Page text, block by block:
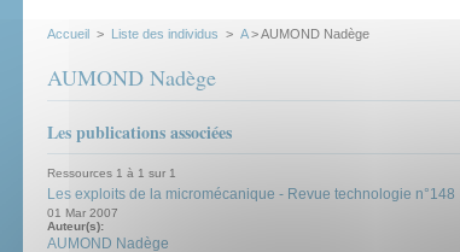
Accueil > Liste des individus > A> AUMOND Nadège
AUMOND Nadège
Les publications associées
Ressources 1 à 1 sur 1
Les exploits de la micromécanique - Revue technologie n°148
01 Mar 2007
Auteur(s):
AUMOND Nadège